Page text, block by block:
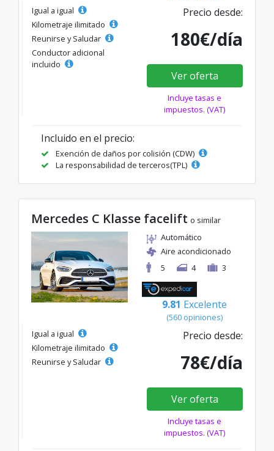
Igual a igual
Kilometraje ilimitado
Reunirse y Saludar
Conductor adicional
incluido
Precio desde:
180€/día
Ver oferta
Incluye tasas e
impuestos. (VAT)
Incluido en el precio:
Exención de daños por colisión (CDW)
La responsabilidad de terceros(TPL)
Mercedes C Klasse facelift o similar
Automático
Aire acondicionado
5
4 3
9.81 Excelente
(560 opiniones)
Igual a igual
Kilometraje ilimitado
Reunirse y Saludar
Precio desde:
78€/día
Ver oferta
Incluye tasas e
impuestos. (VAT)